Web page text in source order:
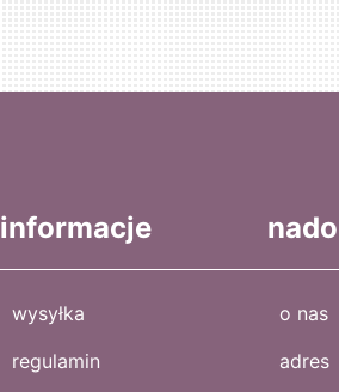
informacje
wysyłka
regulamin
o nas
adres